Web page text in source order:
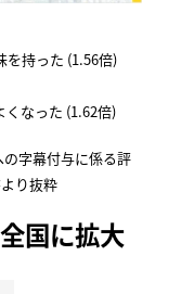
を持った (1.56倍)
くなった (1.62倍)
字幕付与に係る評
り抜粋
国に拡大